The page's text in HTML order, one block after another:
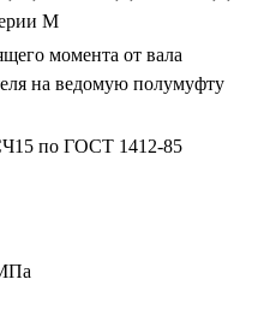
М
момента от вала
на ведомую полумуфту
по ГОСТ 1412-85